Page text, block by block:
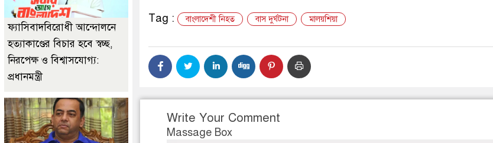
Tag :
বাংলাদেশী নিহত বাস দুর্ঘটনা মালয়শিয়া
Write Your Comment
Massage Box
ফ্যাসিবাদবিরোধী আন্দোলনে
হত্যাকাণ্ডের বিচার হবে স্বচ্ছ,
নিরপেক্ষ ও বিশ্বাসযোগ্য:
প্রধানমন্ত্রী